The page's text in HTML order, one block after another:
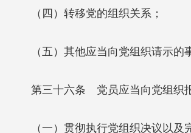
（四）转移党的组织关系；
（五）其他应当向党组织请示的
第三十六条 党员应当向党组织
（一）贯彻执行党组织决议以及